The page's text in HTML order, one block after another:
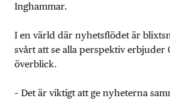
Inghammar.
I en värld där nyhetsflödet är
svårt att se alla perspektiv erbjuder
överblick.
– Det är viktigt att ge nyheterna